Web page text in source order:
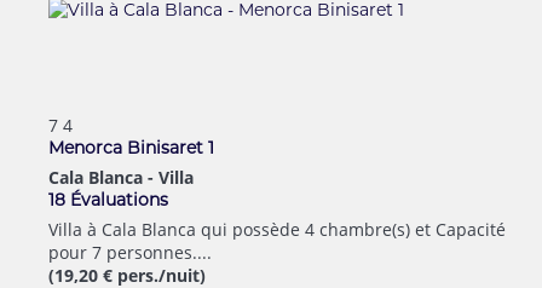
7 4
Menorca Binisaret 1
Cala Blanca - Villa
18 Évaluations
Villa à Cala Blanca qui possède 4 chambre(s) et Capacité
pour 7 personnes....
(19,20 € pers./nuit)